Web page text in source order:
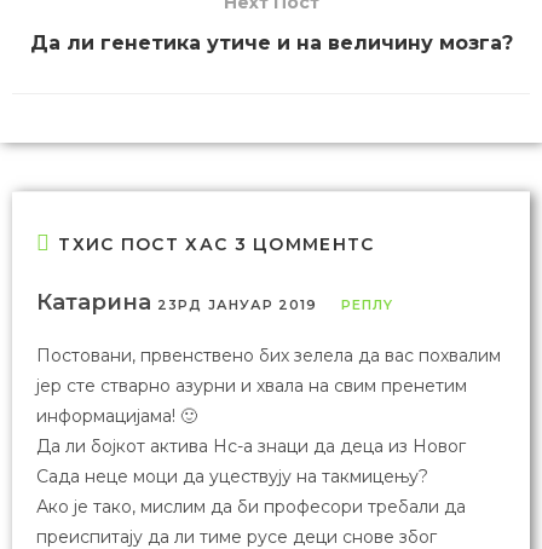
Да ли генетика утиче и на величину мозга?
ТХИС ПОСТ ХАС 3 ЦОММЕНТС
Катарина 23РД ЈАНУАР 2019 РЕПЛY
Постовани, првенствено бих зелела да вас похвалим
јер сте стварно азурни и хвала на свим пренетим
информацијама! 🙂
Да ли бојкот актива Нс-а знаци да деца из Новог
Сада неце моци да уцествују на такмицењу?
Ако је тако, мислим да би професори требали да
преиспитају да ли тиме русе деци снове због